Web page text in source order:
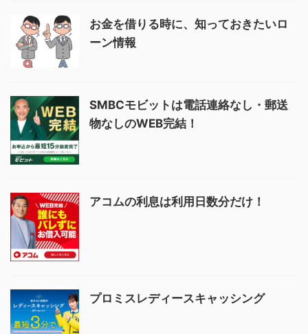
お金を借りる時に、知っておきたいロ
ーン情報
SMBCモビットは電話連絡なし・郵送
物なしのWEB完結！
アコムの利息は利用日数分だけ！
プロミスレディースキャッシング